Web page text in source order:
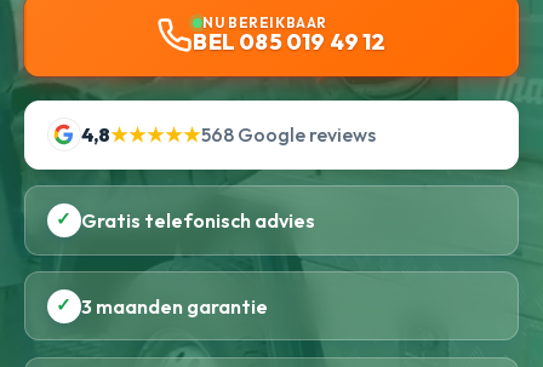
NU BEREIKBAAR
BEL 085 019 49 12
4,8★★★★★568 Google reviews
✓ Gratis telefonisch advies
✓ 3 maanden garantie